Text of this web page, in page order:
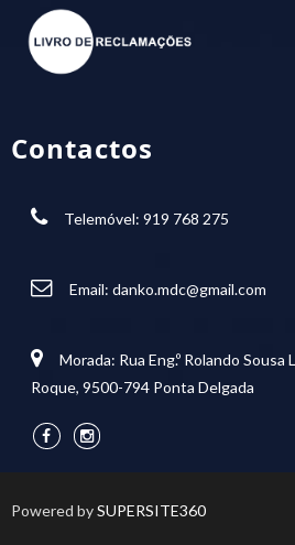
Contactos
Telemóvel: 919 768 275
Email: danko.mdc@gmail.com
Morada: Rua Eng.º Rolando Sousa
Roque, 9500-794 Ponta Delgada
Powered bySUPERSITE360